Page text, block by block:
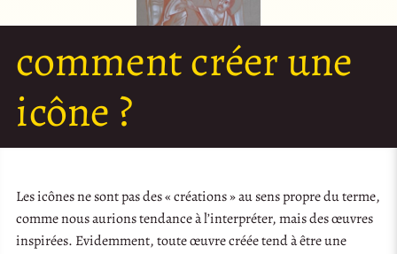
comment créer une
icône ?
Les icônes ne sont pas des « créations » au sens propre du terme,
comme nous aurions tendance à l’interpréter, mais des œuvres
inspirées. Evidemment, toute œuvre créée tend à être une